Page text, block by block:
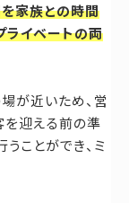
家族との時間
ライベートの両
が近いため、営
迎える前の準
ことができ、ミ